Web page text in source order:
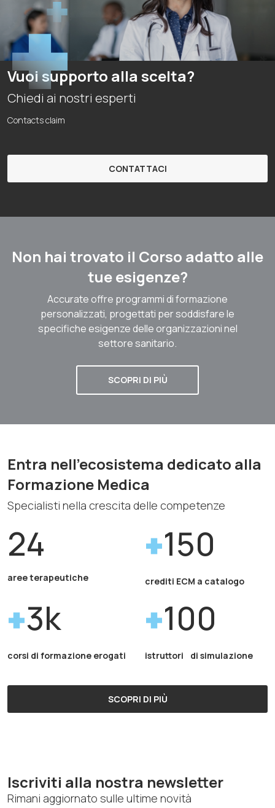
Vuoi supporto alla scelta?
Chiedi ai nostri esperti
Contacts claim
CONTATTACI
Non hai trovato il Corso adatto alle
tue esigenze?
Accurate offre programmi di formazione
personalizzati, progettati per soddisfare le
specifiche esigenze delle organizzazioni nel
settore sanitario.
SCOPRI DI PIÙ
Entra nell'ecosistema dedicato alla
Formazione Medica
Specialisti nella crescita delle competenze
24
aree terapeutiche
150
crediti ECM a catalogo
3k
corsi di formazione erogati
100
istruttori di simulazione
SCOPRI DI PIÙ
Iscriviti alla nostra newsletter
Rimani aggiornato sulle ultime novità